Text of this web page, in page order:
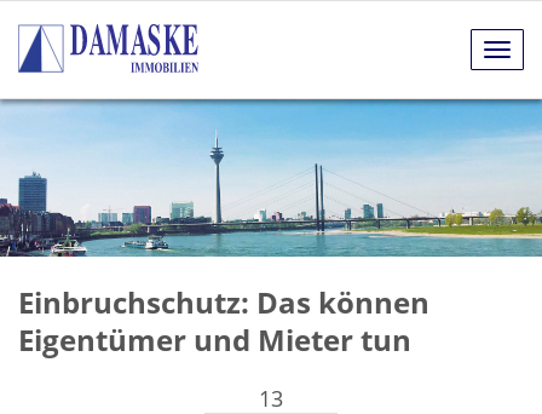
Einbruchschutz: Das können
Eigentümer und Mieter tun
13